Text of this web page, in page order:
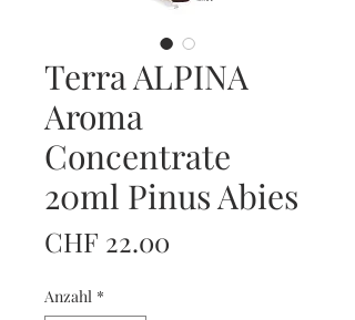
Terra ALPINA
Aroma
Concentrate
20ml Pinus Abies
CHF 22.00
Anzahl *